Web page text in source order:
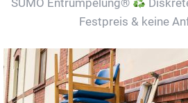
SUMO Entrümpelung®
Festpreis & keine